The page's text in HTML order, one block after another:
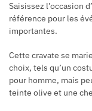
Saisissez l’occasion
référence pour les
importantes.
Cette cravate se
choix, tels qu’un
pour homme, mais
teinte olive et une